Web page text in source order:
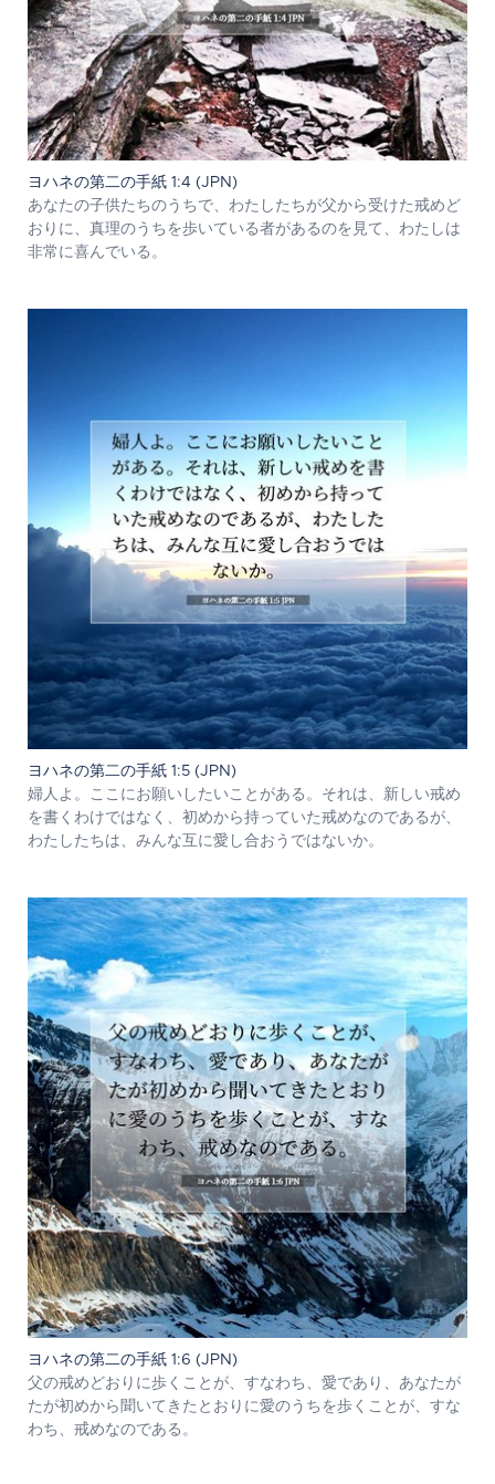
ヨハネの第二の手紙 1:4 (JPN)
あなたの子供たちのうちで、わたしたちが父から受けた戒めど
おりに、真理のうちを歩いている者があるのを見て、わたしは
非常に喜んでいる。
ヨハネの第二の手紙 1:5 (JPN)
婦人よ。ここにお願いしたいことがある。それは、新しい戒め
を書くわけではなく、初めから持っていた戒めなのであるが、
わたしたちは、みんな互に愛し合おうではないか。
ヨハネの第二の手紙 1:6 (JPN)
父の戒めどおりに歩くことが、すなわち、愛であり、あなたが
たが初めから聞いてきたとおりに愛のうちを歩くことが、すな
わち、戒めなのである。